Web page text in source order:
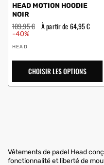
HEAD MOTION HOODIE
NOIR
Prix
régulier
109,95 € Prix
en
À partir de 64,95 €
-40%
Vendeur
HEAD
CHOISIR LES OPTIONS
Vêtements de padel Head
fonctionnalité et liberté de